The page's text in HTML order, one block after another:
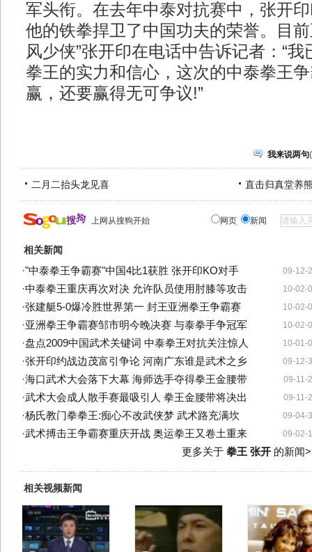
军头衔。在去年中泰对抗赛中，张开
他的铁拳捍卫了中国功夫的荣誉。目
风少侠”张开印在电话中告诉记者：“
拳王的实力和信心，这次的中泰拳王
赢，还要赢得无可争议!”
我来说两句(
二月二抬头龙见喜 直击归真堂养
上网从搜狗开始 网页 新闻
相关新闻
09-12-
·"中泰拳王争霸赛"中国4比1获胜 张开印KO对手
10-02-
·中泰拳王重庆再次对决 允许队员使用肘膝等攻击
10-02-
·张建艇5-0爆冷胜世界第一 封王亚洲拳王争霸赛
10-02-
·亚洲拳王争霸赛邹市明今晚决赛 与泰拳手争冠军
10-01-
·盘点2009中国武术关键词 中泰拳王对抗关注惊人
09-12-
·张开印约战边茂富引争论 河南广东谁是武术之乡
09-11-
·海口武术大会落下大幕 海师选手夺得拳王金腰带
09-11-
·武术大会成人散手赛最吸引人 拳王金腰带将决出
09-04-
·杨氏教门拳拳王:痴心不改武侠梦 武术路充满坎
09-02-
·武术搏击王争霸赛重庆开战 奥运拳王又卷土重来
更多关于 拳王 张开的新闻
相关视频新闻